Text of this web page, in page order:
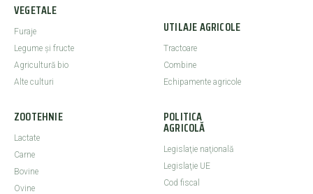
VEGETALE
Furaje
Legume şi fructe
Agricultură bio
Alte culturi
UTILAJE AGRICOLE
Tractoare
Combine
Echipamente agricole
ZOOTEHNIE
Lactate
Carne
Bovine
Ovine
POLITICA
AGRICOLĂ
Legislaţie naţională
Legislaţie UE
Cod fiscal